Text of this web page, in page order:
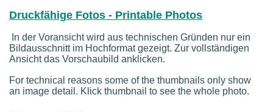
Druckfähige Fotos - Printable Photos
In der Voransicht wird aus technischen Gründen nur ein
Bildausschnitt im Hochformat gezeigt. Zur vollständigen
Ansicht das Vorschaubild anklicken.
For technical reasons some of the thumbnails only show
an image detail. Klick thumbnail to see the whole photo.